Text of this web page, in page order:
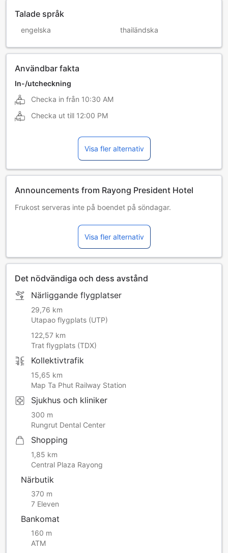
Talade språk
engelska thailändska
Användbar fakta
In-/utcheckning
Checka in från 10:30 AM
Checka ut till 12:00 PM
Visa fler alternativ
Announcements from Rayong President Hotel
Frukost serveras inte på boendet på söndagar.
Visa fler alternativ
Det nödvändiga och dess avstånd
Närliggande flygplatser
29,76 km
Utapao flygplats (UTP)
122,57 km
Trat flygplats (TDX)
Kollektivtrafik
15,65 km
Map Ta Phut Railway Station
Sjukhus och kliniker
300 m
Rungrut Dental Center
Shopping
1,85 km
Central Plaza Rayong
Närbutik
370 m
7 Eleven
Bankomat
160 m
ATM